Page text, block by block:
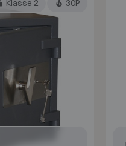
Klasse 2 30P